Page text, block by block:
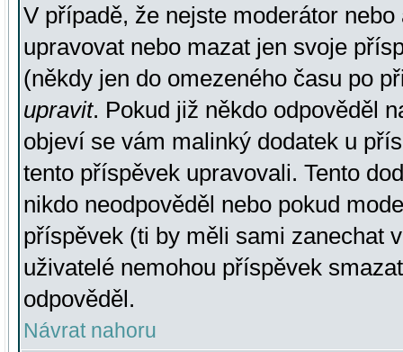
V případě, že nejste moderátor
upravovat nebo mazat jen svoje
(někdy jen do omezeného času po
upravit. Pokud již někdo odpověděl
objeví se vám malinký dodatek u
tento příspěvek upravovali. Tento
nikdo neodpověděl nebo pokud
příspěvek (ti by měli sami zanechat
uživatelé nemohou příspěvek
odpověděl.
Návrat nahoru